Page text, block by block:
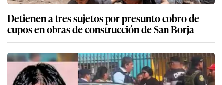
Detienen a tres sujetos por presunto cobro de
cupos en obras de construcción de San Borja